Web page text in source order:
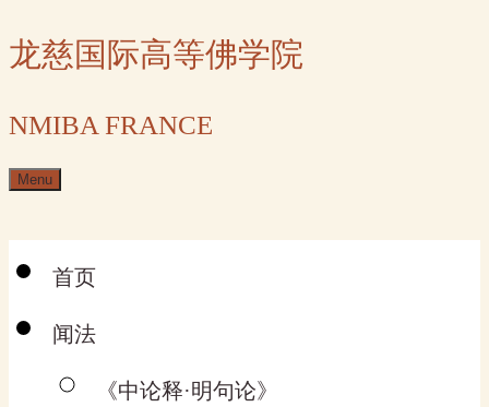
Skip
to
龙慈国际高等佛学院
NMIBA FRANCE
Menu
首页
闻法
《中论释·明句论》